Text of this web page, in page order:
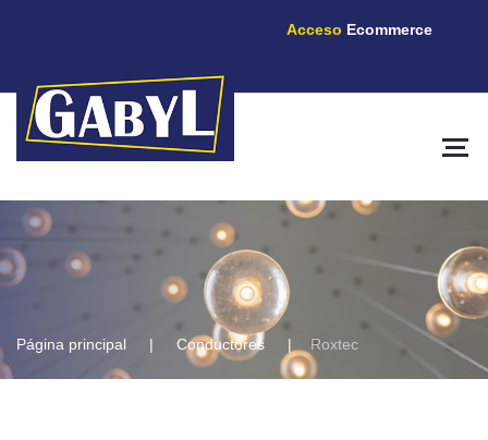
Página principal Conductores Roxtec
Acceso Ecommerce